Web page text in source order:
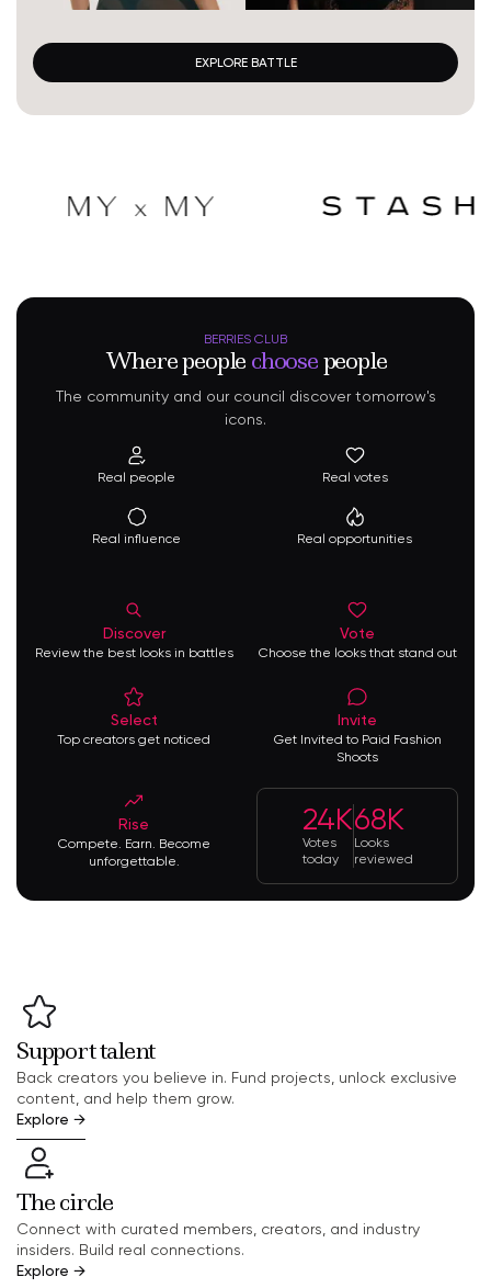
EXPLORE BATTLE
BERRIES CLUB
Where people choosepeople
The community and our council discover tomorrow's
icons.
Real people Real votes
Real influence Real opportunities
Discover
Review the best looks in battles
Vote
Choose the looks that stand out
Select
Top creators get noticed
Invite
Get Invited to Paid Fashion
Shoots
Rise
Compete. Earn. Become
unforgettable.
24K
Votes
today
68K
Looks
reviewed
Support talent
Back creators you believe in. Fund projects, unlock exclusive
content, and help them grow.
Explore →
The circle
Connect with curated members, creators, and industry
insiders. Build real connections.
Explore →